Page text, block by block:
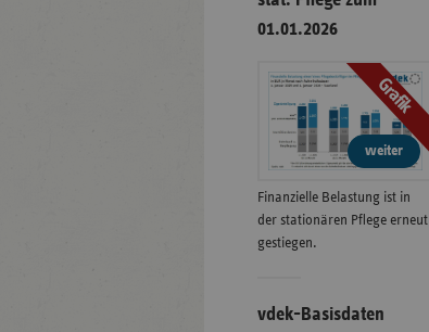
01.01.2026
Grafik
weiter
Finanzielle Belastung ist in
der stationären Pflege erneut
gestiegen.
vdek-Basisdaten